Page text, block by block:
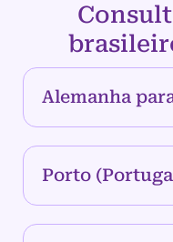
Alemanha
Porto